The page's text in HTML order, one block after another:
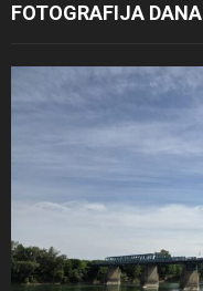
FOTOGRAFIJA DANA